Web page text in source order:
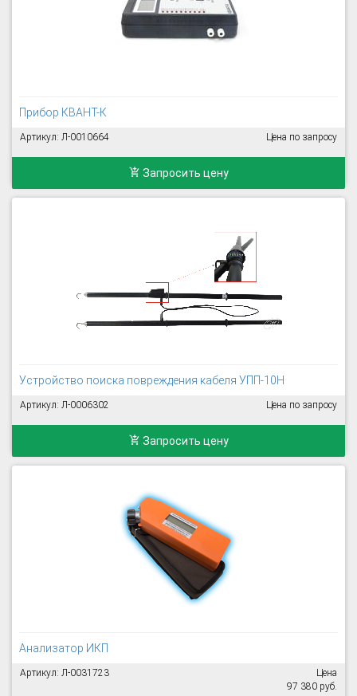
Прибор КВАНТ-К
Артикул: Л-0010664 Цена по запросу
Запросить цену
Устройство поиска повреждения кабеля УПП-10Н
Артикул: Л-0006302 Цена по запросу
Запросить цену
Анализатор ИКП
Артикул: Л-0031723
Цена
97 380 руб.